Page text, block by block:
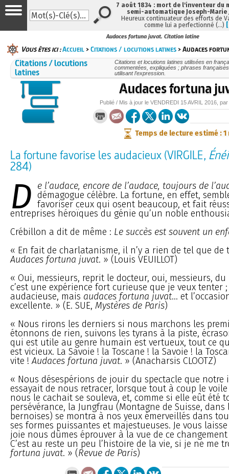
Audaces fortuna juvat. Citation latine
Vous êtes ici :Accueil >Citations / locutions latines > Audaces
Citations / locutions
latines
Citations et locutions latines utilisées en
commentées, expliquées ; phrases
utilisant l’expression.
Audaces fortuna
Publié / Mis à jour le VENDREDI 15 AVRIL 2016 , par
Temps de lecture estimé : 1
La fortune favorise les audacieux (VIRGILE,
284)
D e l’audace, encore de l’audace, toujours de
démagogue célèbre. La fortune, en effet,
favoriser ceux qui osent beaucoup, et fait
entreprises héroïques du génie qu’un noble
Crébillon a dit de même : Le succès est souvent un
« En fait de charlatanisme, il n’y a rien de tel que de
Audaces fortuna juvat. » (Louis VEUILLOT)
« Oui, messieurs, reprit le docteur, oui, messieurs, du
c’est une expérience fort curieuse que je veux tenter
audacieuse, mais audaces fortuna juvat... et
excellente. » (E. SUE, Mystères de Paris)
« Nous rirons les derniers si nous marchons les
étonnons de rien, suivons les tyrans à la piste,
qui est utile au genre humain est vertueux, tout ce
est vicieux. La Savoie ! la Toscane ! la Savoie ! la
vite !Audaces fortuna juvat. » (Anacharsis CLOOTZ)
« Nous désespérions de jouir du spectacle que
essayait de nous retracer, lorsque tout à coup le
nous le cachait se souleva, et, comme si elle eût été
persévérance, la Jungfrau (Montagne de Suisse, dans
bernoises) se montra à nos yeux émerveillés dans
ses formes puissantes et majestueuses. Je vous
joie nous dûmes éprouver à la vue de ce
C’est au reste un peu l’histoire de la vie, si je ne me
fortuna juvat. » (Revue de Paris)
7 août 1834 : mort de l'inventeur du
semi-automatique Joseph-Marie
Heureux continuateur des efforts de
comme lui a perfectionné (…)